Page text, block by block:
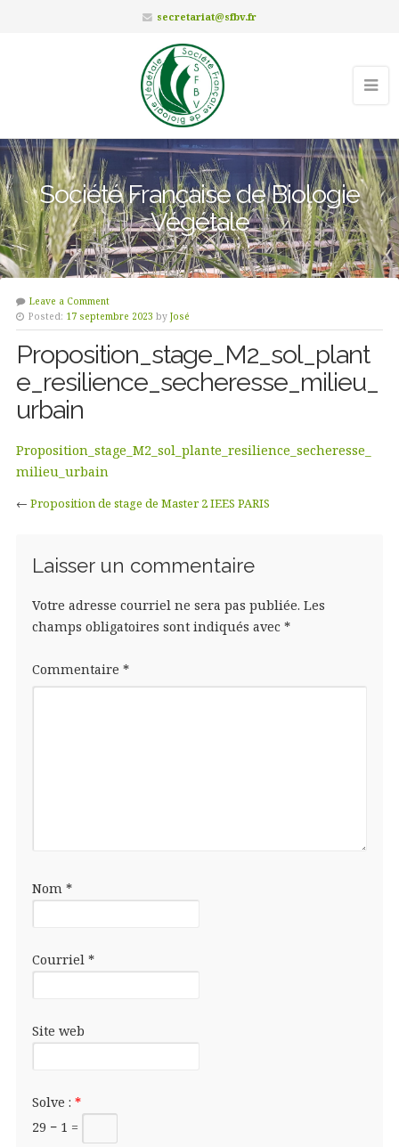
secretariat@sfbv.fr
Société Française de Biologie
Végétale
Leave a Comment
Posted: 17 septembre 2023 by José
Proposition_stage_M2_sol_plant
e_resilience_secheresse_milieu_
urbain
Proposition_stage_M2_sol_plante_resilience_secheresse_
milieu_urbain
← Proposition de stage de Master 2 IEES PARIS
Laisser un commentaire
Votre adresse courriel ne sera pas publiée. Les
champs obligatoires sont indiqués avec *
Commentaire *
Nom *
Courriel *
Site web
Solve : *
29 − 1 =